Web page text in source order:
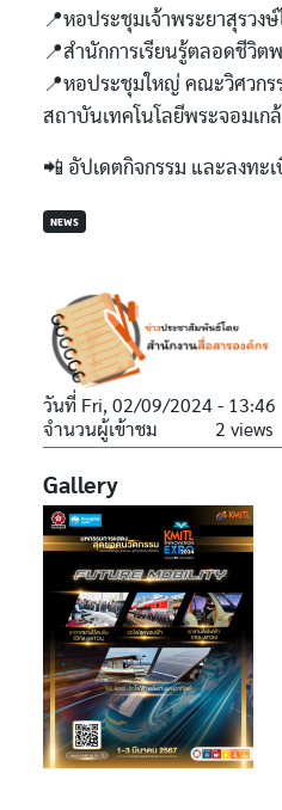
📍หอประชุมเจ้าพระยาสุรวง
📍สำนักการเรียนรู้ตลอดชีวิต
📍หอประชุมใหญ่ คณะวิศวกร
สถาบันเทคโนโลยีพระจอมเก
📲 อัปเดตกิจกรรม และลงท
NEWS
วันที่ Fri, 02/09/2024 - 13:46
จำนวนผู้เข้าชม
2 views
Gallery